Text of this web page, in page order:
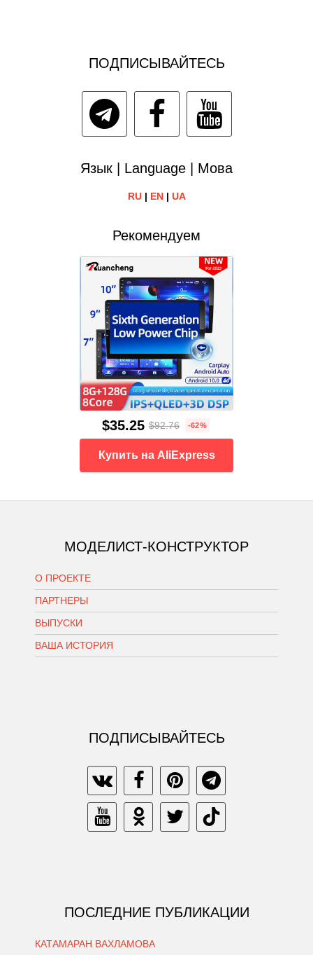
ПОДПИСЫВАЙТЕСЬ
Язык | Language | Мова
RU| EN| UA
Рекомендуем
$35.25 $92.76 -62%
Купить на AliExpress
МОДЕЛИСТ-КОНСТРУКТОР
О ПРОЕКТЕ
ПАРТНЕРЫ
ВЫПУСКИ
ВАША ИСТОРИЯ
ПОДПИСЫВАЙТЕСЬ
ПОСЛЕДНИЕ ПУБЛИКАЦИИ
КАТАМАРАН ВАХЛАМОВА